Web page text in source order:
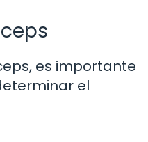
es importante
el